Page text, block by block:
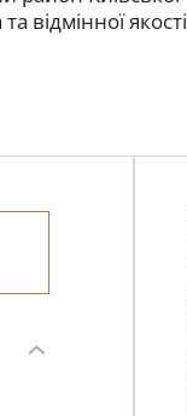
відмінної якості